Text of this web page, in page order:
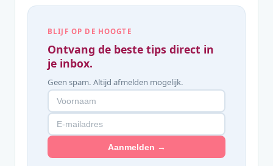
BLIJF OP DE HOOGTE
Ontvang de beste tips direct in
je inbox.
Geen spam. Altijd afmelden mogelijk.
Aanmelden →